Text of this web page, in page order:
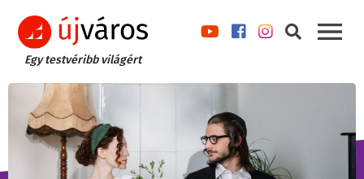
Egy testvéribb világért